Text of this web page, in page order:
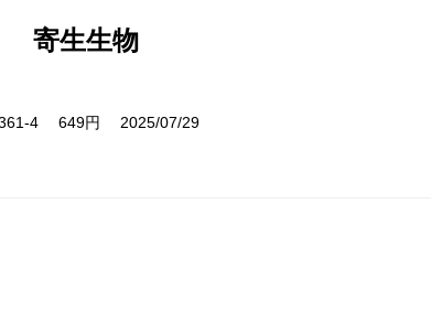
寄生生物
4 649円 2025/07/29